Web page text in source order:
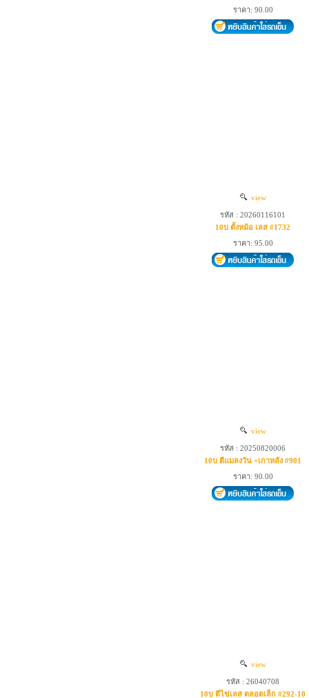
ราคา: 90.00
view
รหัส : 20260116101
10บ ตั้งหม้อ เลส #1732
ราคา: 95.00
view
รหัส : 20250820006
10บ ตีแมลงวัน +เกาหลัง #901
ราคา: 90.00
view
รหัส : 26040708
10บ ตีไข่เลส ตลอดเล็ก #292-10